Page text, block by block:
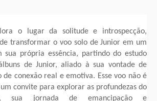
o lugar da solitude e introspecção,
transformar o voo solo de Junior em um
sua própria essência, partindo do estudo
de Junior, aliado à sua vontade de
conexão real e emotiva. Esse voo não é
convite para explorar as profundezas do
sua jornada de emancipação e